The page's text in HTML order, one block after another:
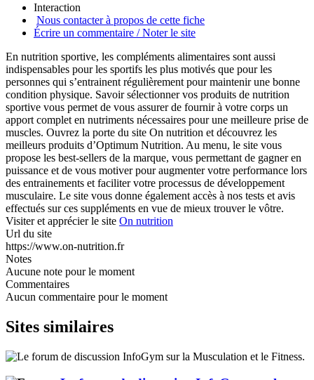
Interaction
Nous contacter à propos de cette fiche
Écrire un commentaire / Noter le site
En nutrition sportive, les compléments alimentaires sont aussi
indispensables pour les sportifs les plus motivés que pour les
personnes qui s’entrainent régulièrement pour maintenir une bonne
condition physique. Savoir sélectionner vos produits de nutrition
sportive vous permet de vous assurer de fournir à votre corps un
apport complet en nutriments nécessaires pour une meilleure prise de
muscles. Ouvrez la porte du site On nutrition et découvrez les
meilleurs produits d’Optimum Nutrition. Au menu, le site vous
propose les best-sellers de la marque, vous permettant de gagner en
puissance et de vous motiver pour augmenter votre performance lors
des entrainements et faciliter votre processus de développement
musculaire. Le site vous donne également accès à nos tests et avis
effectués sur ces suppléments en vue de mieux trouver le vôtre.
Visiter et apprécier le site On nutrition
Url du site
https://www.on-nutrition.fr
Notes
Aucune note pour le moment
Commentaires
Aucun commentaire pour le moment
Sites similaires